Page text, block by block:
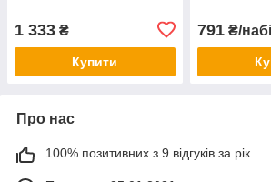
1 333 ₴
Купити
791₴/
Про нас
100% позитивних з 9 відгуків за рік